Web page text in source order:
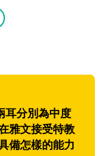
耳分別為中度
雅文接受特教
備怎樣的能力